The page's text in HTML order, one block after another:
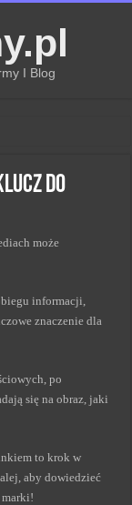
I Blog
do
może
informacji,
znaczenie dla
po
się na obraz, jaki
to krok w
aby dowiedzieć
marki!